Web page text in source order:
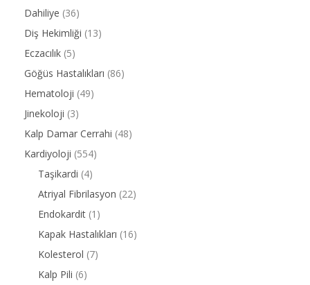
Dahiliye (36)
Diş Hekimliği (13)
Eczacılık (5)
Göğüs Hastalıkları (86)
Hematoloji (49)
Jinekoloji (3)
Kalp Damar Cerrahi (48)
Kardiyoloji (554)
Taşikardi (4)
Atriyal Fibrilasyon (22)
Endokardit (1)
Kapak Hastalıkları (16)
Kolesterol (7)
Kalp Pili (6)